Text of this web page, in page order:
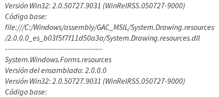
Versión Win32: 2.0.50727.9031 (WinRelRS5.050727-9000)
Código base:
file:///C:/Windows/assembly/GAC_MSIL/System.Drawing.resources
/2.0.0.0_es_b03f5f7f11d50a3a/System.Drawing.resources.dll
----------------------------------------
System.Windows.Forms.resources
Versión del ensamblado: 2.0.0.0
Versión Win32: 2.0.50727.9031 (WinRelRS5.050727-9000)
Código base: